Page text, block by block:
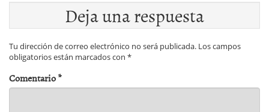
Deja una respuesta
Tu dirección de correo electrónico no será publicada. Los campos
obligatorios están marcados con *
Comentario*